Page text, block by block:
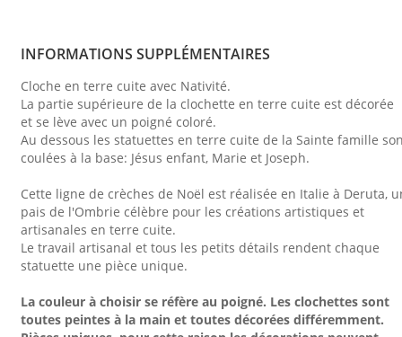
INFORMATIONS SUPPLÉMENTAIRES
Cloche en terre cuite avec Nativité.
La partie supérieure de la clochette en terre cuite est décorée
et se lève avec un poigné coloré.
Au dessous les statuettes en terre cuite de la Sainte famille
coulées à la base: Jésus enfant, Marie et Joseph.
Cette ligne de crèches de Noël est réalisée en Italie à Deruta,
pais de l'Ombrie célèbre pour les créations artistiques et
artisanales en terre cuite.
Le travail artisanal et tous les petits détails rendent chaque
statuette une pièce unique.
La couleur à choisir se réfère au poigné. Les clochettes sont
toutes peintes à la main et toutes décorées différemment.